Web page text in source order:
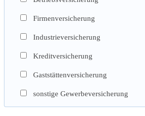
Firmenversicherung
Industrieversicherung
Kreditversicherung
Gaststättenversicherung
sonstige Gewerbeversicherung